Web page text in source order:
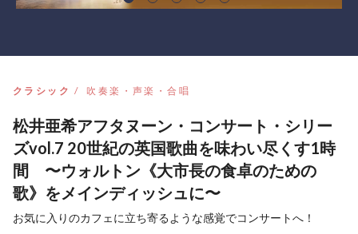
クラシック 吹奏楽・声楽・合唱
松井亜希アフタヌーン・コンサート・シリー
ズvol.7 20世紀の英国歌曲を味わい尽くす1時
間 〜ウォルトン《大市長の食卓のための
歌》をメインディッシュに〜
お気に入りのカフェに立ち寄るような感覚でコンサートへ！